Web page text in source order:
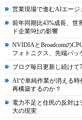
営業現場で進むAIエージ
前年同期比43%成長、世
ド企業9社の影響
NVIDIAとBroadcomの
フォトニクス、先端パッ
ブログ毎日更新し続けて
AIで単純作業が消える時
再構築するのか？
電力不足と住民の反対
大の現実